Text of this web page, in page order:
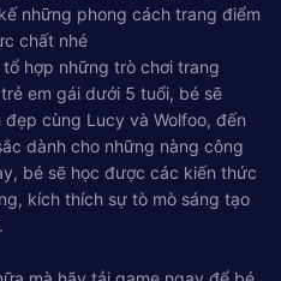
những phong cách trang điểm
chất nhé
hợp những trò chơi trang
em gái dưới 5 tuổi, bé sẽ
cùng Lucy và Wolfoo, đến
dành cho những nàng công
bé sẽ học được các kiến thức
kích thích sự tò mò sáng tạo